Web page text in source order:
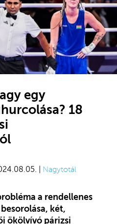
egy
18
| Nagytotál
a rendellenes
két,
ökölvívó párizsi